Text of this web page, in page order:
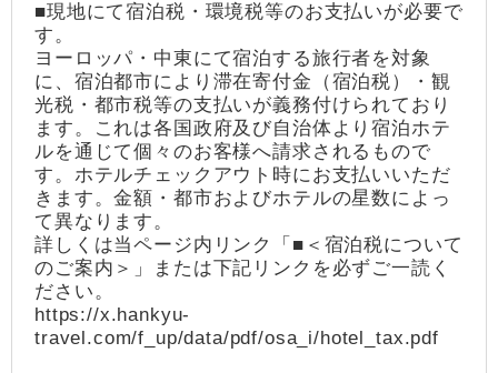
■現地にて宿泊税・環境税等のお支払いが必要で
す。
ヨーロッパ・中東にて宿泊する旅行者を対象
に、宿泊都市により滞在寄付金（宿泊税）・観
光税・都市税等の支払いが義務付けられており
ます。これは各国政府及び自治体より宿泊ホテ
ルを通じて個々のお客様へ請求されるもので
す。ホテルチェックアウト時にお支払いいただ
きます。金額・都市およびホテルの星数によっ
て異なります。
詳しくは当ページ内リンク「■＜宿泊税について
のご案内＞」または下記リンクを必ずご一読く
ださい。
https://x.hankyu-
travel.com/f_up/data/pdf/osa_i/hotel_tax.pdf